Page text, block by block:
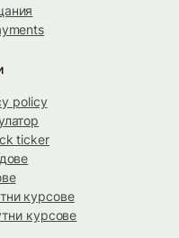
policy
ticker
курсове
курсове